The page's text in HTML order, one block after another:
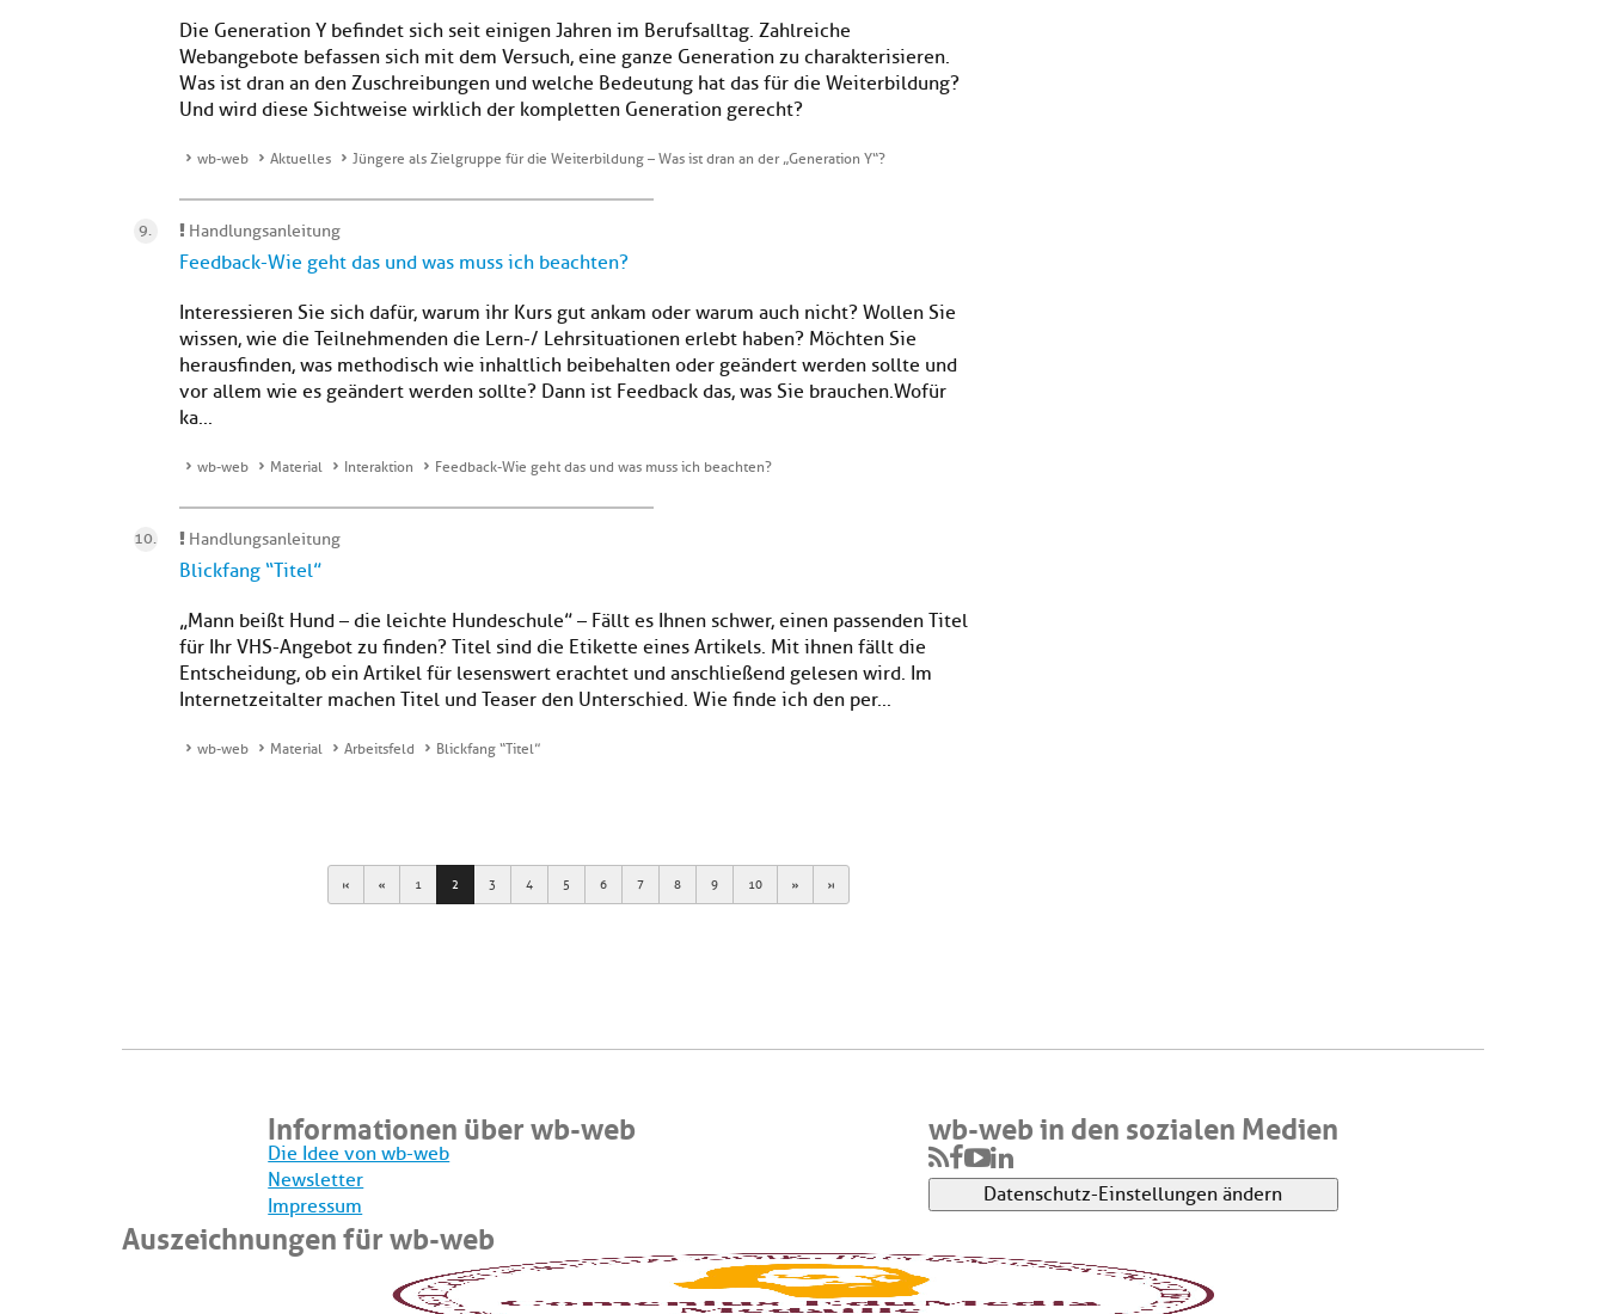
Die Generation Y befindet sich seit einigen Jahren im Berufsalltag. Zahlreiche
Webangebote befassen sich mit dem Versuch, eine ganze Generation zu charakterisieren.
Was ist dran an den Zuschreibungen und welche Bedeutung hat das für die Weiterbildung?
Und wird diese Sichtweise wirklich der kompletten Generation gerecht?
wb-web Aktuelles Jüngere als Zielgruppe für die Weiterbildung – Was ist dran an der „Generation Y“?
Handlungsanleitung
Feedback-Wie geht das und was muss ich beachten?
Interessieren Sie sich dafür, warum ihr Kurs gut ankam oder warum auch nicht? Wollen Sie
wissen, wie die Teilnehmenden die Lern-/ Lehrsituationen erlebt haben? Möchten Sie
herausfinden, was methodisch wie inhaltlich beibehalten oder geändert werden sollte und
vor allem wie es geändert werden sollte? Dann ist Feedback das, was Sie brauchen.Wofür
ka...
wb-web Material Interaktion Feedback-Wie geht das und was muss ich beachten?
Handlungsanleitung
Blickfang “Titel”
„Mann beißt Hund – die leichte Hundeschule” – Fällt es Ihnen schwer, einen passenden Titel
für Ihr VHS-Angebot zu finden? Titel sind die Etikette eines Artikels. Mit ihnen fällt die
Entscheidung, ob ein Artikel für lesenswert erachtet und anschließend gelesen wird. Im
Internetzeitalter machen Titel und Teaser den Unterschied. Wie finde ich den per...
wb-web Material Arbeitsfeld Blickfang “Titel”
First Previous
1 2 3 4 5 6 7 8 9 10 Next Last
Informationen über wb-web
Die Idee von wb-web
Newsletter
Impressum
wb-web in den sozialen Medien
Datenschutz-Einstellungen ändern
Auszeichnungen für wb-web